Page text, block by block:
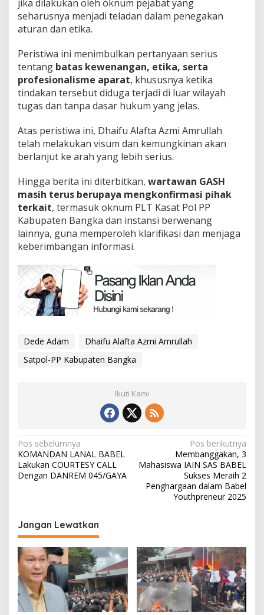
jika dilakukan oleh oknum pejabat yang
seharusnya menjadi teladan dalam penegakan
aturan dan etika.
Peristiwa ini menimbulkan pertanyaan serius
tentang batas kewenangan, etika, serta
profesionalisme aparat, khususnya ketika
tindakan tersebut diduga terjadi di luar wilayah
tugas dan tanpa dasar hukum yang jelas.
Atas peristiwa ini, Dhaifu Alafta Azmi Amrullah
telah melakukan visum dan kemungkinan akan
berlanjut ke arah yang lebih serius.
Hingga berita ini diterbitkan, wartawan GASH
masih terus berupaya mengkonfirmasi pihak
terkait, termasuk oknum PLT Kasat Pol PP
Kabupaten Bangka dan instansi berwenang
lainnya, guna memperoleh klarifikasi dan menjaga
keberimbangan informasi.
Dede Adam
Dhaifu Alafta Azmi Amrullah
Satpol-PP Kabupaten Bangka
Ikuti Kami
Navigasi
pos
Pos sebelumnya
KOMANDAN LANAL BABEL
Lakukan COURTESY CALL
Dengan DANREM 045/GAYA
Pos berikutnya
Membanggakan, 3
Mahasiswa IAIN SAS BABEL
Sukses Meraih 2
Penghargaan dalam Babel
Youthpreneur 2025
Jangan Lewatkan